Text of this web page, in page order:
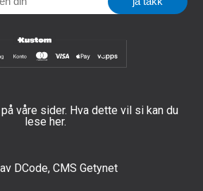
våre sider. Hva dette vil si kan du
lese her.
DCode, CMS Getynet